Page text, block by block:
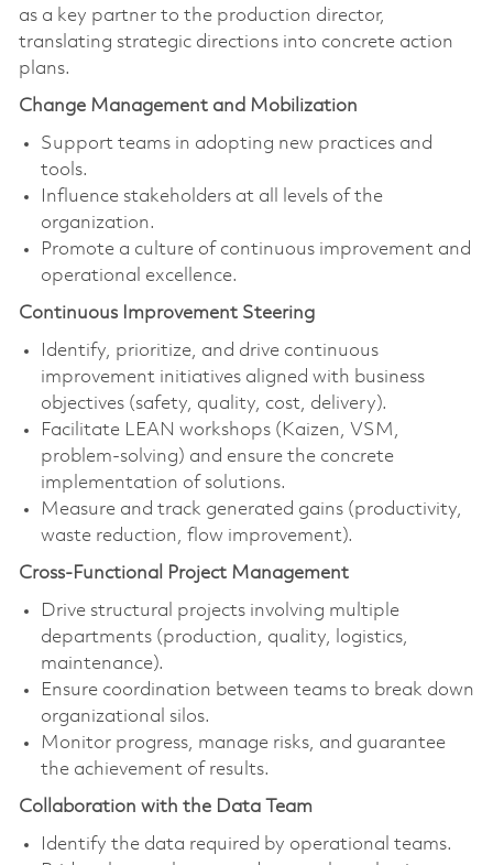
as a key partner to the production director,
translating strategic directions into concrete action
plans.
Change Management and Mobilization
Support teams in adopting new practices and
tools.
Influence stakeholders at all levels of the
organization.
Promote a culture of continuous improvement and
operational excellence.
Continuous Improvement Steering
Identify, prioritize, and drive continuous
improvement initiatives aligned with business
objectives (safety, quality, cost, delivery).
Facilitate LEAN workshops (Kaizen, VSM,
problem-solving) and ensure the concrete
implementation of solutions.
Measure and track generated gains (productivity,
waste reduction, flow improvement).
Cross-Functional Project Management
Drive structural projects involving multiple
departments (production, quality, logistics,
maintenance).
Ensure coordination between teams to break down
organizational silos.
Monitor progress, manage risks, and guarantee
the achievement of results.
Collaboration with the Data Team
Identify the data required by operational teams.